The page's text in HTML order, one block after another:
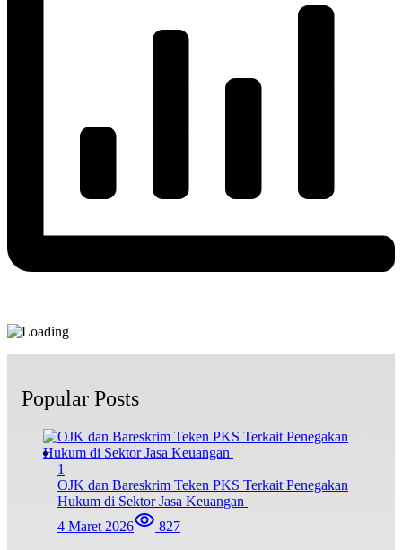
Popular Posts
1
OJK dan Bareskrim Teken PKS Terkait Penegakan
Hukum di Sektor Jasa Keuangan
4 Maret 2026
827